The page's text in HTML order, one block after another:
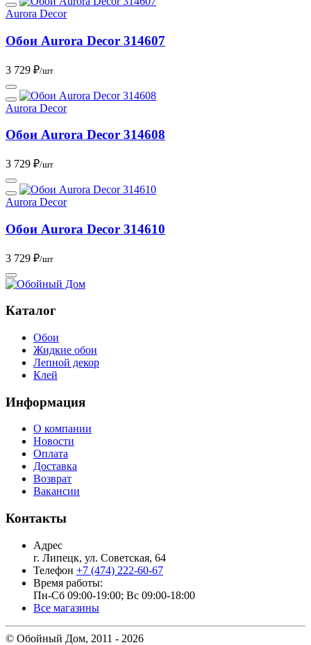
Aurora Decor
Обои Aurora Deсor 314607
3 729 ₽/шт
Aurora Decor
Обои Aurora Deсor 314608
3 729 ₽/шт
Aurora Decor
Обои Aurora Deсor 314610
3 729 ₽/шт
Каталог
Обои
Жидкие обои
Лепной декор
Клей
Информация
О компании
Новости
Оплата
Доставка
Возврат
Вакансии
Контакты
Адрес
г. Липецк, ул. Советская, 64
Телефон +7 (474) 222-60-67
Время работы:
Пн-Сб 09:00-19:00; Вс 09:00-18:00
Все магазины
© Обойный Дом, 2011 - 2026